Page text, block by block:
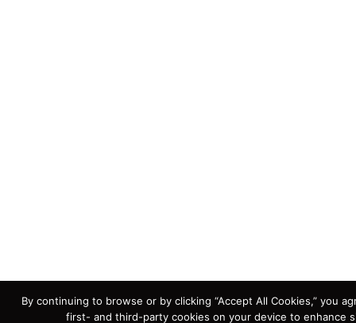
By continuing to browse or by clicking “Accept All Cookies,” you
first- and third-party cookies on your device to enhance